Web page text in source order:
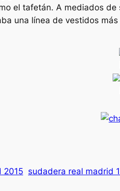
el tafetán. A mediados
una línea de vestidos
2015 sudadera real madrid